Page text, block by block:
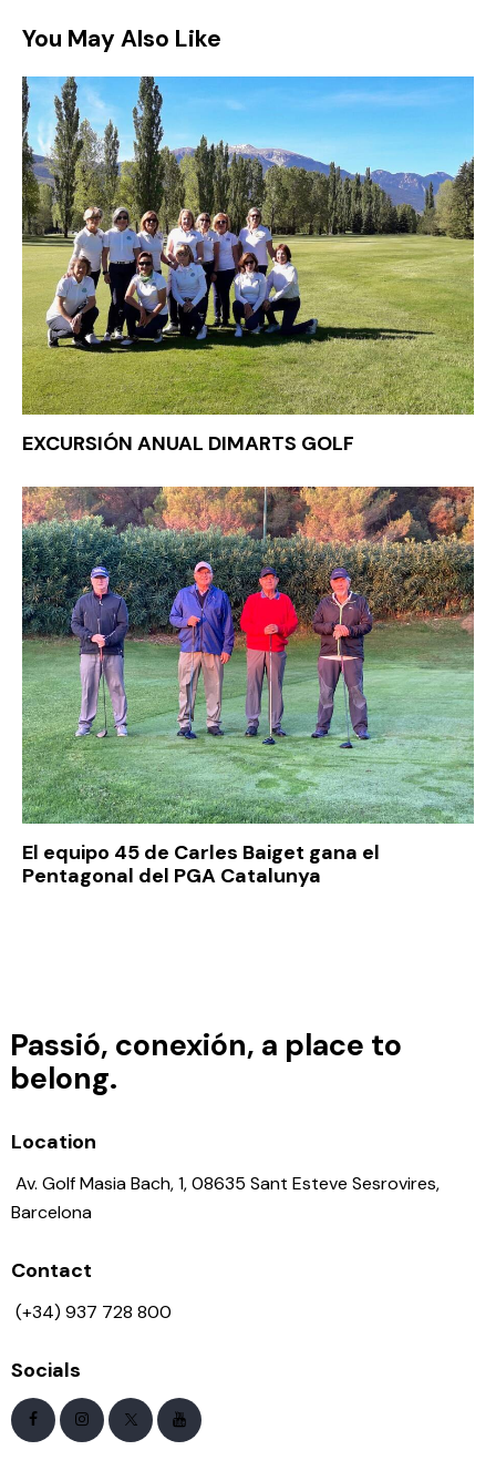
You May Also Like
EXCURSIÓN ANUAL DIMARTS GOLF
El equipo 45 de Carles Baiget gana el
Pentagonal del PGA Catalunya
Passió, conexión, a place to
belong.
Location
Av. Golf Masia Bach, 1, 08635 Sant Esteve Sesrovires,
Barcelona
Contact
(+34) 937 728 800
Socials
Disfruta de 3 noches en elDolce
Barcelona Resort